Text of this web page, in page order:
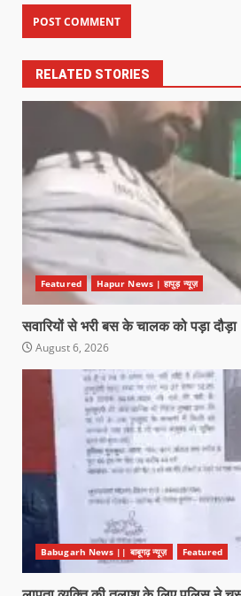
RELATED STORIES
Featured Hapur News | हापुड़ न्यूज़
सवारियों से भरी बस के चालक को पड़ा दौड़ा
August 6, 2026
Babugarh News || बाबूगढ़ न्यूज़ Featured